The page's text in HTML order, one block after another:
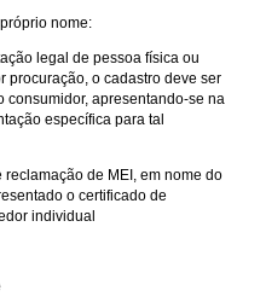
nome:
legal de pessoa física ou
procuração, o cadastro deve ser
consumidor, apresentando-se na
específica para tal
de MEI, em nome do
o certificado de
individual